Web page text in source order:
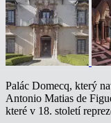
Palác Domecq, který
Antonio Matias de
které v 18. století